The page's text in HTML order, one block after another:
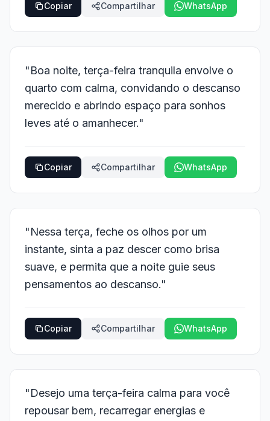
Copiar Compartilhar WhatsApp
"Boa noite, terça-feira tranquila envolve o
quarto com calma, convidando o descanso
merecido e abrindo espaço para sonhos
leves até o amanhecer."
Copiar Compartilhar WhatsApp
"Nessa terça, feche os olhos por um
instante, sinta a paz descer como brisa
suave, e permita que a noite guie seus
pensamentos ao descanso."
Copiar Compartilhar WhatsApp
"Desejo uma terça-feira calma para você
repousar bem, recarregar energias e